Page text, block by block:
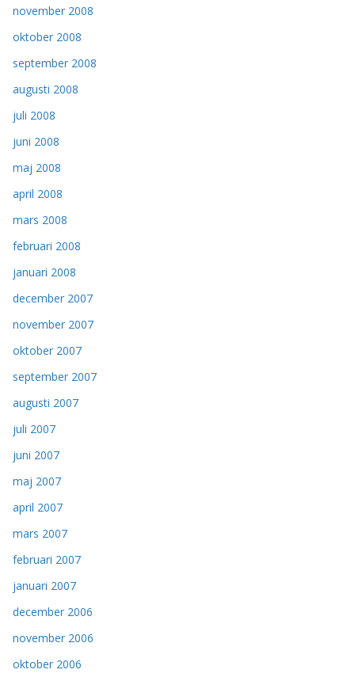
november 2008
oktober 2008
september 2008
augusti 2008
juli 2008
juni 2008
maj 2008
april 2008
mars 2008
februari 2008
januari 2008
december 2007
november 2007
oktober 2007
september 2007
augusti 2007
juli 2007
juni 2007
maj 2007
april 2007
mars 2007
februari 2007
januari 2007
december 2006
november 2006
oktober 2006